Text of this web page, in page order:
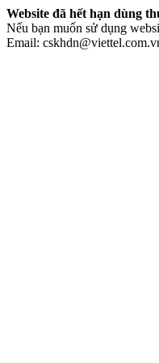
Website đã hết hạn dùng
Nếu bạn muốn sử dụng
Email: